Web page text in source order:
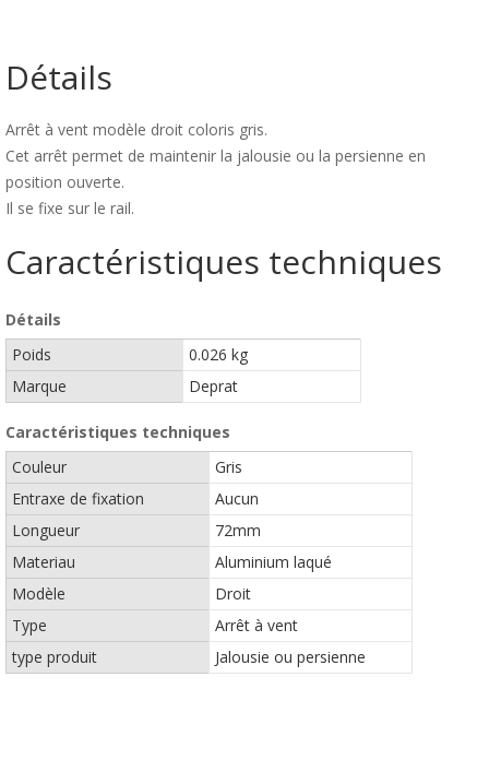
Détails
Arrêt à vent modèle droit coloris gris.
Cet arrêt permet de maintenir la jalousie ou la persienne en
position ouverte.
Il se fixe sur le rail.
Caractéristiques techniques
Détails
Poids
0.026 kg
Marque
Deprat
Caractéristiques techniques
Couleur
Gris
Entraxe de fixation
Aucun
Longueur
72mm
Materiau
Aluminium laqué
Modèle
Droit
Type
Arrêt à vent
type produit
Jalousie ou persienne